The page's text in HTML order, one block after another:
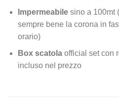
Impermeabilesino a 100mt
sempre bene la corona in
orario)
Box scatolaofficial set con
incluso nel prezzo